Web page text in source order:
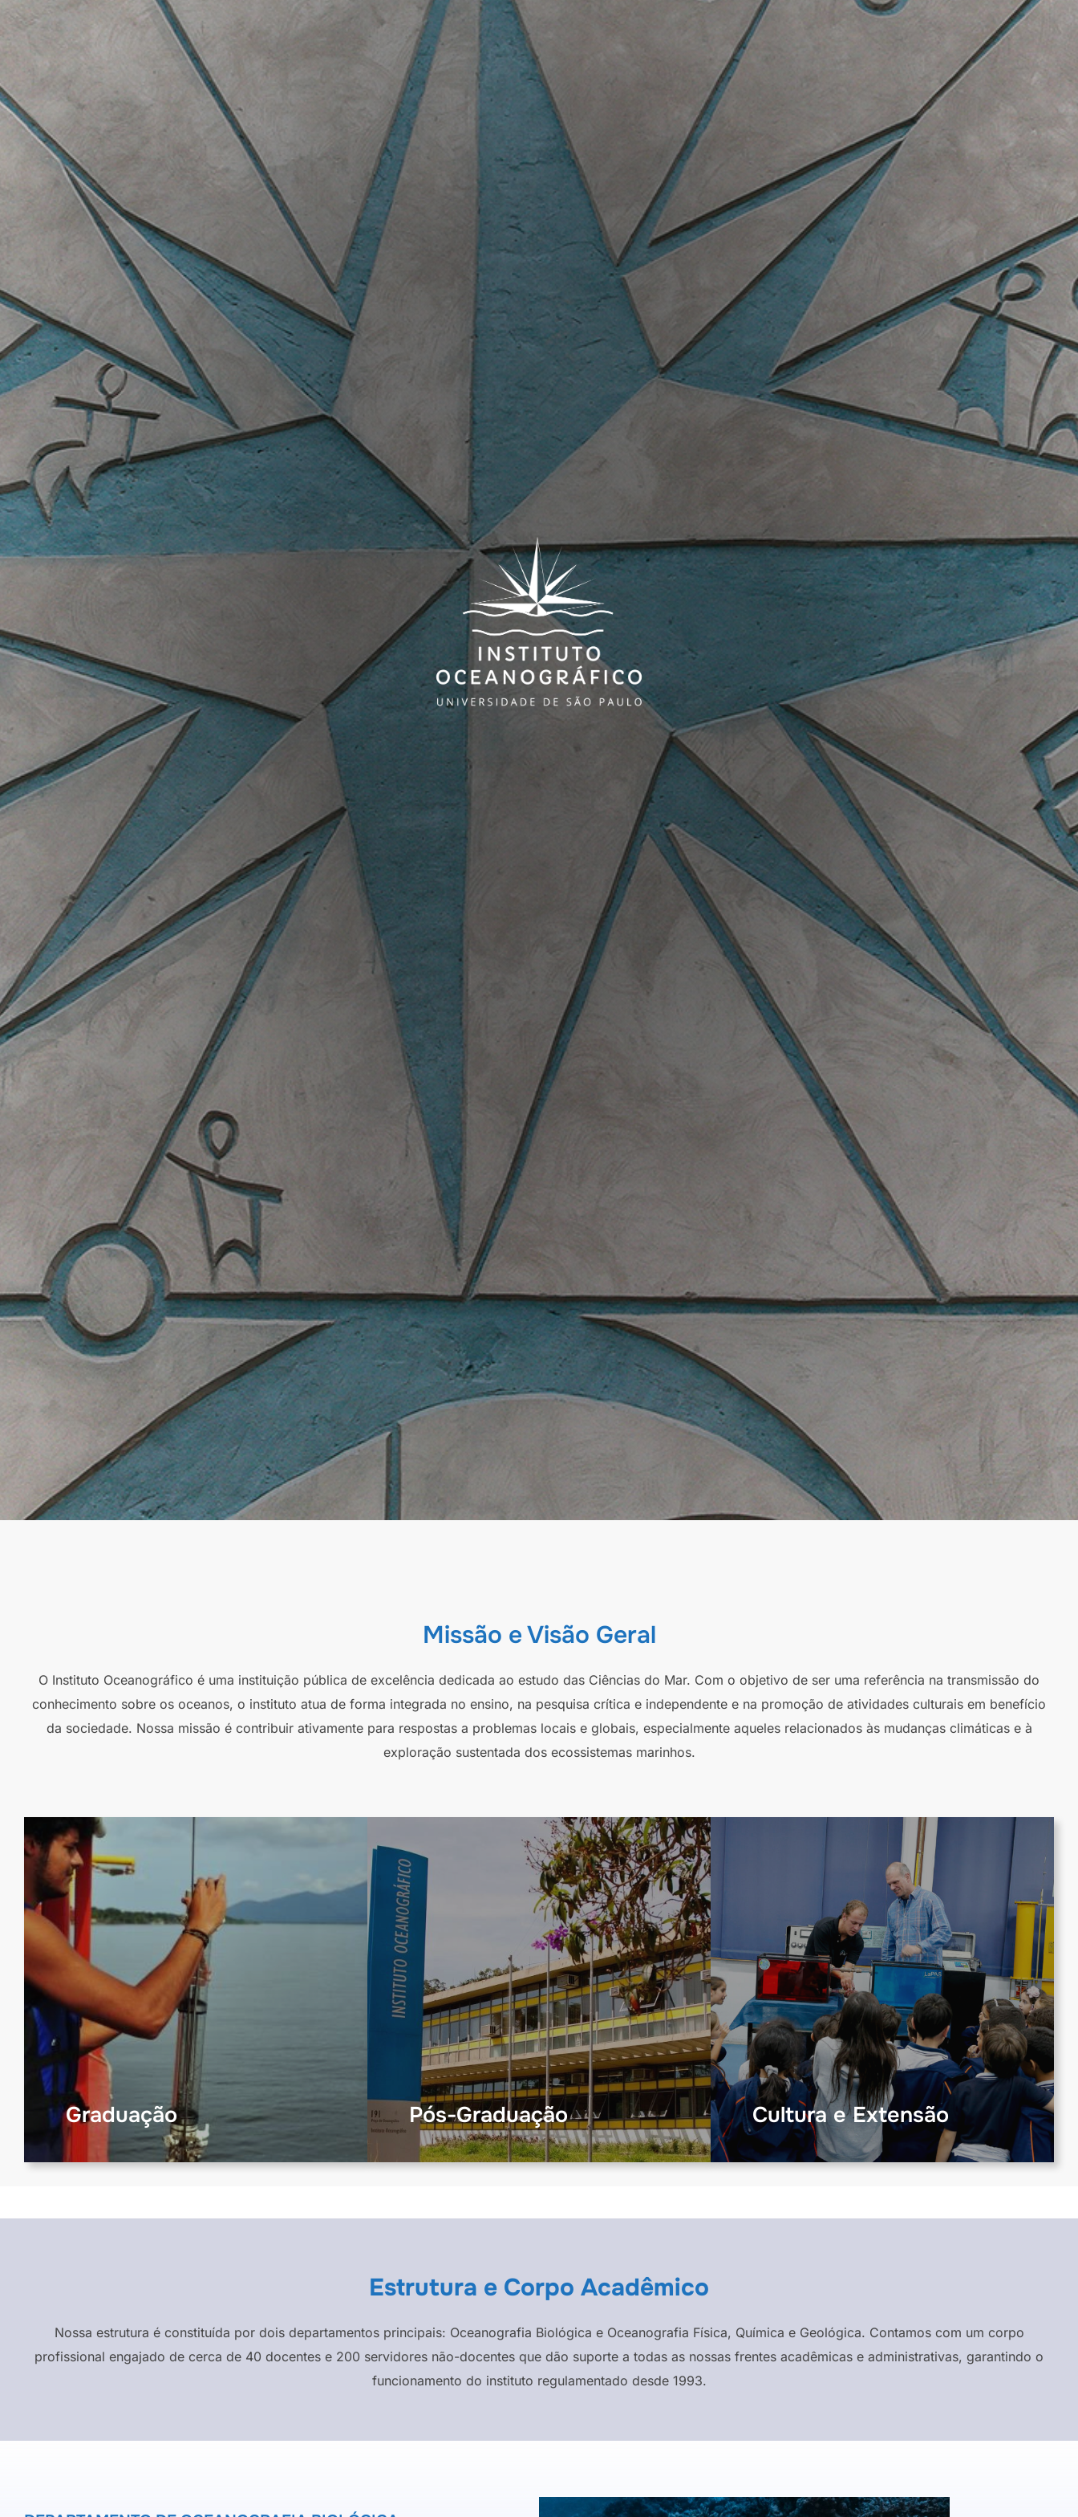
Missão e Visão Geral
O Instituto Oceanográfico é uma instituição pública de excelência dedicada ao estudo das Ciências do Mar. Com o objetivo de ser uma referência na transmissão do
conhecimento sobre os oceanos, o instituto atua de forma integrada no ensino, na pesquisa crítica e independente e na promoção de atividades culturais em benefício
da sociedade. Nossa missão é contribuir ativamente para respostas a problemas locais e globais, especialmente aqueles relacionados às mudanças climáticas e à
exploração sustentada dos ecossistemas marinhos.
Graduação Pós-Graduação Cultura e Extensão
Estrutura e Corpo Acadêmico
Nossa estrutura é constituída por dois departamentos principais: Oceanografia Biológica e Oceanografia Física, Química e Geológica. Contamos com um corpo
profissional engajado de cerca de 40 docentes e 200 servidores não-docentes que dão suporte a todas as nossas frentes acadêmicas e administrativas, garantindo o
funcionamento do instituto regulamentado desde 1993.